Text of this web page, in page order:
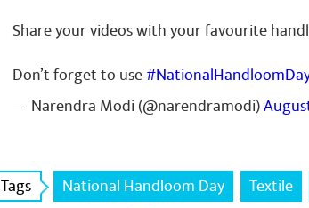
Share your videos with your favourite
Don’t forget to use#NationalHandloomDay
— Narendra Modi (@narendramodi)
Tags National Handloom Day Textile